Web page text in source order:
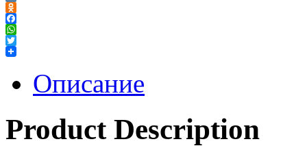
VK
Odnoklassniki
Facebook
WhatsApp
Twitter
Описание
Product Description